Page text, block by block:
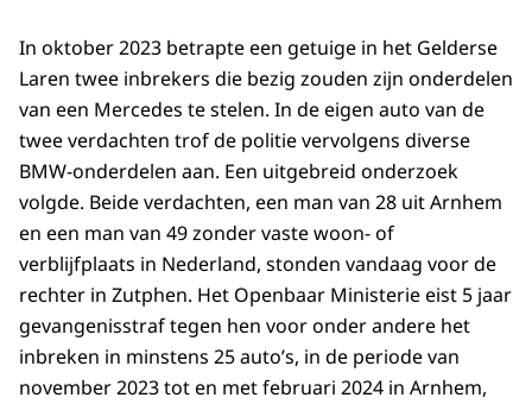
In oktober 2023 betrapte een getuige in het Gelderse
Laren twee inbrekers die bezig zouden zijn onderdelen
van een Mercedes te stelen. In de eigen auto van de
twee verdachten trof de politie vervolgens diverse
BMW-onderdelen aan. Een uitgebreid onderzoek
volgde. Beide verdachten, een man van 28 uit Arnhem
en een man van 49 zonder vaste woon- of
verblijfplaats in Nederland, stonden vandaag voor de
rechter in Zutphen. Het Openbaar Ministerie eist 5 jaar
gevangenisstraf tegen hen voor onder andere het
inbreken in minstens 25 auto’s, in de periode van
november 2023 tot en met februari 2024 in Arnhem,